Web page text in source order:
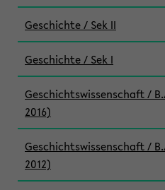
Geschichte / Sek II
Geschichte / Sek I
Geschichtswissenschaft /
2016)
Geschichtswissenschaft /
2012)